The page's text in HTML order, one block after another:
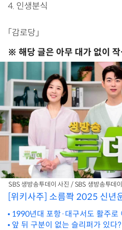
4. 인생분식
「감로당」
※ 해당 글은 아무 대가 없이
SBS 생방송투데이 사진 / SBS 생방송투데
[위키사주] 소름쫙 2025 신년
1990년대 포항·대구서도 활주로
는
앞 뒤 구분이 없는 슬리퍼가 있다